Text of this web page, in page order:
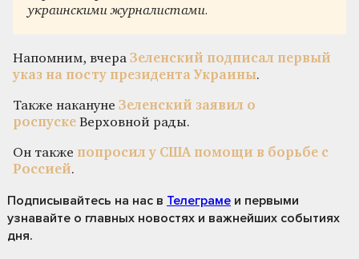
украинскими журналистами.
Напомним, вчера Зеленский подписал первый
указ на посту президента Украины.
Также накануне Зеленский заявил о
роспуске Верховной рады.
Он также попросил у США помощи в борьбе с
Россией.
Подписывайтесь на нас в Телеграме и первыми
узнавайте о главных новостях и важнейших событиях
дня.